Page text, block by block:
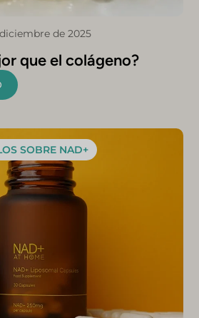
de 2025
que el colágeno?
SOBRE NAD+